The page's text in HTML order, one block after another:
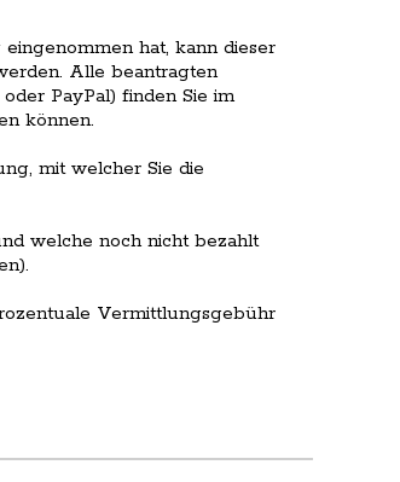
hat, kann dieser
Alle beantragten
PayPal) finden Sie im
können.
mit welcher Sie die
welche noch nicht bezahlt
Vermittlungsgebühr